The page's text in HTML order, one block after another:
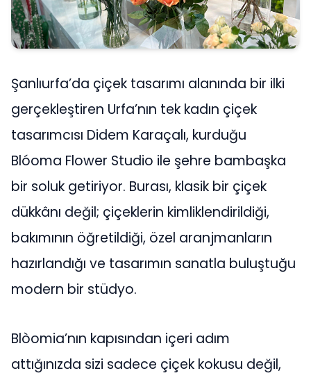
Şanlıurfa’da çiçek tasarımı alanında bir ilki
gerçekleştiren Urfa’nın tek kadın çiçek
tasarımcısı Didem Karaçalı, kurduğu
Blóoma Flower Studio ile şehre bambaşka
bir soluk getiriyor. Burası, klasik bir çiçek
dükkânı değil; çiçeklerin kimliklendirildiği,
bakımının öğretildiği, özel aranjmanların
hazırlandığı ve tasarımın sanatla buluştuğu
modern bir stüdyo.
Blòomia’nın kapısından içeri adım
attığınızda sizi sadece çiçek kokusu değil,